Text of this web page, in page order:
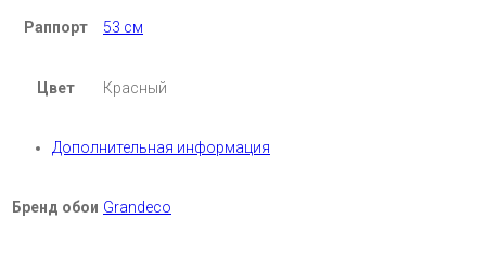
Раппорт 53 см
Цвет Красный
Дополнительная информация
Бренд обои Grandeco